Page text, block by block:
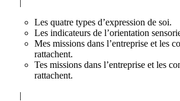
Les quatre types d’expression de soi.
Les indicateurs de l’orientation
Mes missions dans l’entreprise et les
rattachent.
Tes missions dans l’entreprise et les
rattachent.
|